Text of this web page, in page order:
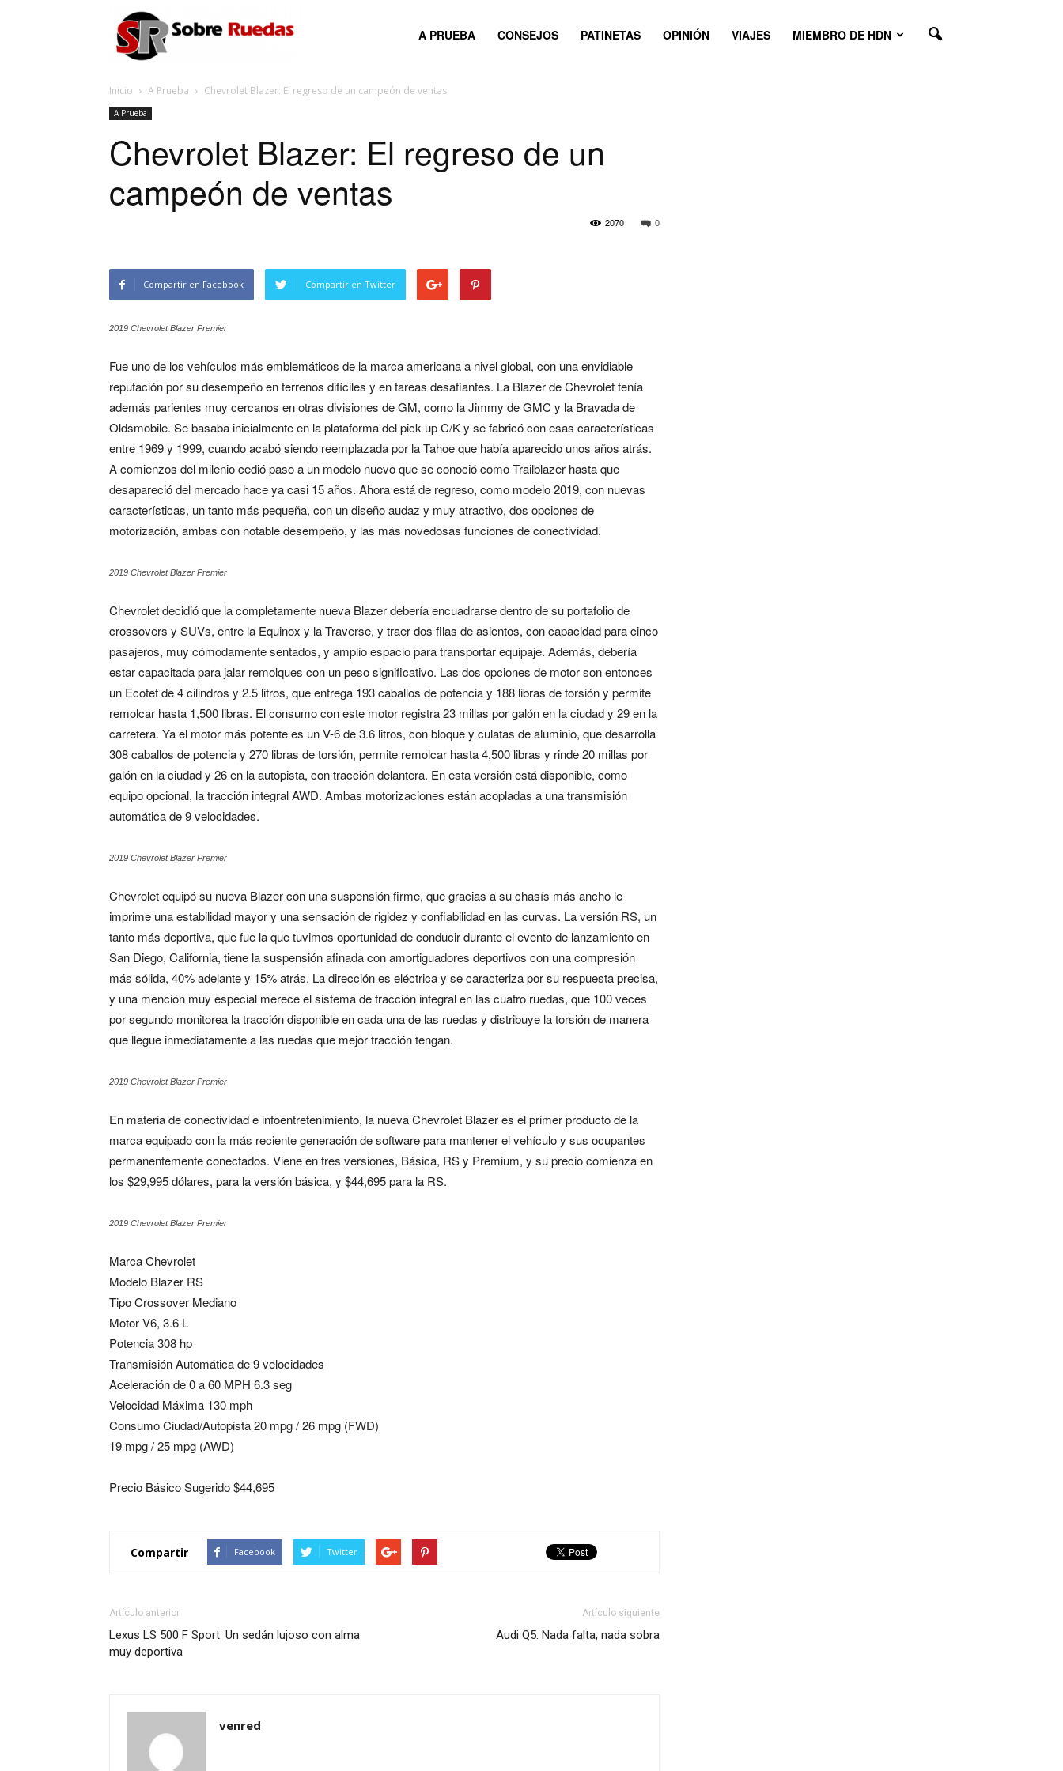
Ruedas
A PRUEBA CONSEJOS PATINETAS OPINIÓN VIAJES MIEMBRO DE HDN
Inicio A Prueba Chevrolet Blazer: El regreso de un campeón de ventas
A Prueba
Chevrolet Blazer: El regreso de un
campeón de ventas
0
2070
Compartir en Facebook Compartir en Twitter
2019 Chevrolet Blazer Premier
Fue uno de los vehículos más emblemáticos de la marca americana a nivel global, con una envidiable
reputación por su desempeño en terrenos difíciles y en tareas desafiantes. La Blazer de Chevrolet tenía
además parientes muy cercanos en otras divisiones de GM, como la Jimmy de GMC y la Bravada de
Oldsmobile. Se basaba inicialmente en la plataforma del pick-up C/K y se fabricó con esas características
entre 1969 y 1999, cuando acabó siendo reemplazada por la Tahoe que había aparecido unos años atrás.
A comienzos del milenio cedió paso a un modelo nuevo que se conoció como Trailblazer hasta que
desapareció del mercado hace ya casi 15 años. Ahora está de regreso, como modelo 2019, con nuevas
características, un tanto más pequeña, con un diseño audaz y muy atractivo, dos opciones de
motorización, ambas con notable desempeño, y las más novedosas funciones de conectividad.
2019 Chevrolet Blazer Premier
Chevrolet decidió que la completamente nueva Blazer debería encuadrarse dentro de su portafolio de
crossovers y SUVs, entre la Equinox y la Traverse, y traer dos filas de asientos, con capacidad para cinco
pasajeros, muy cómodamente sentados, y amplio espacio para transportar equipaje. Además, debería
estar capacitada para jalar remolques con un peso significativo. Las dos opciones de motor son entonces
un Ecotet de 4 cilindros y 2.5 litros, que entrega 193 caballos de potencia y 188 libras de torsión y permite
remolcar hasta 1,500 libras. El consumo con este motor registra 23 millas por galón en la ciudad y 29 en la
carretera. Ya el motor más potente es un V-6 de 3.6 litros, con bloque y culatas de aluminio, que desarrolla
308 caballos de potencia y 270 libras de torsión, permite remolcar hasta 4,500 libras y rinde 20 millas por
galón en la ciudad y 26 en la autopista, con tracción delantera. En esta versión está disponible, como
equipo opcional, la tracción integral AWD. Ambas motorizaciones están acopladas a una transmisión
automática de 9 velocidades.
2019 Chevrolet Blazer Premier
Chevrolet equipó su nueva Blazer con una suspensión firme, que gracias a su chasís más ancho le
imprime una estabilidad mayor y una sensación de rigidez y confiabilidad en las curvas. La versión RS, un
tanto más deportiva, que fue la que tuvimos oportunidad de conducir durante el evento de lanzamiento en
San Diego, California, tiene la suspensión afinada con amortiguadores deportivos con una compresión
más sólida, 40% adelante y 15% atrás. La dirección es eléctrica y se caracteriza por su respuesta precisa,
y una mención muy especial merece el sistema de tracción integral en las cuatro ruedas, que 100 veces
por segundo monitorea la tracción disponible en cada una de las ruedas y distribuye la torsión de manera
que llegue inmediatamente a las ruedas que mejor tracción tengan.
2019 Chevrolet Blazer Premier
En materia de conectividad e infoentretenimiento, la nueva Chevrolet Blazer es el primer producto de la
marca equipado con la más reciente generación de software para mantener el vehículo y sus ocupantes
permanentemente conectados. Viene en tres versiones, Básica, RS y Premium, y su precio comienza en
los $29,995 dólares, para la versión básica, y $44,695 para la RS.
2019 Chevrolet Blazer Premier
Marca Chevrolet
Modelo Blazer RS
Tipo Crossover Mediano
Motor V6, 3.6 L
Potencia 308 hp
Transmisión Automática de 9 velocidades
Aceleración de 0 a 60 MPH 6.3 seg
Velocidad Máxima 130 mph
Consumo Ciudad/Autopista 20 mpg / 26 mpg (FWD)
19 mpg / 25 mpg (AWD)
Precio Básico Sugerido $44,695
Compartir Facebook Twitter
Artículo anterior
Lexus LS 500 F Sport: Un sedán lujoso con alma
muy deportiva
Artículo siguiente
Audi Q5: Nada falta, nada sobra
venred